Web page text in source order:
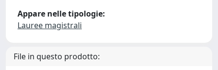
Appare nelle tipologie:
Lauree magistrali
File in questo prodotto: